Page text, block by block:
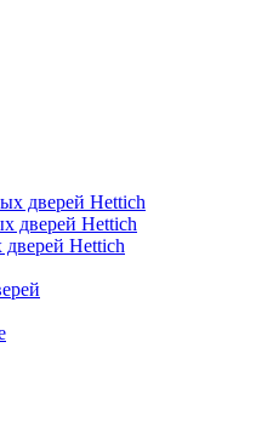
дверей Hettich
дверей Hettich
Hettich